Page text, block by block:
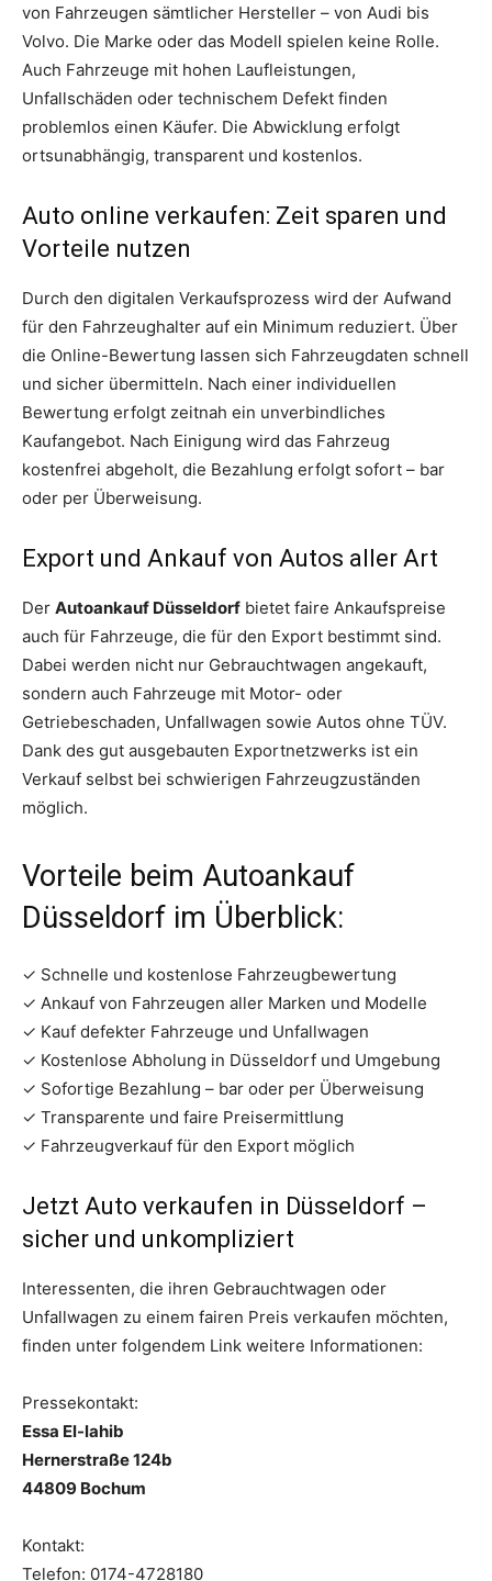
von Fahrzeugen sämtlicher Hersteller – von Audi bis
Volvo. Die Marke oder das Modell spielen keine Rolle.
Auch Fahrzeuge mit hohen Laufleistungen,
Unfallschäden oder technischem Defekt finden
problemlos einen Käufer. Die Abwicklung erfolgt
ortsunabhängig, transparent und kostenlos.
Auto online verkaufen: Zeit sparen und
Vorteile nutzen
Durch den digitalen Verkaufsprozess wird der Aufwand
für den Fahrzeughalter auf ein Minimum reduziert. Über
die Online-Bewertung lassen sich Fahrzeugdaten schnell
und sicher übermitteln. Nach einer individuellen
Bewertung erfolgt zeitnah ein unverbindliches
Kaufangebot. Nach Einigung wird das Fahrzeug
kostenfrei abgeholt, die Bezahlung erfolgt sofort – bar
oder per Überweisung.
Export und Ankauf von Autos aller Art
Der Autoankauf Düsseldorf bietet faire Ankaufspreise
auch für Fahrzeuge, die für den Export bestimmt sind.
Dabei werden nicht nur Gebrauchtwagen angekauft,
sondern auch Fahrzeuge mit Motor- oder
Getriebeschaden, Unfallwagen sowie Autos ohne TÜV.
Dank des gut ausgebauten Exportnetzwerks ist ein
Verkauf selbst bei schwierigen Fahrzeugzuständen
möglich.
Vorteile beim Autoankauf
Düsseldorf im Überblick:
✓ Schnelle und kostenlose Fahrzeugbewertung
✓ Ankauf von Fahrzeugen aller Marken und Modelle
✓ Kauf defekter Fahrzeuge und Unfallwagen
✓ Kostenlose Abholung in Düsseldorf und Umgebung
✓ Sofortige Bezahlung – bar oder per Überweisung
✓ Transparente und faire Preisermittlung
✓ Fahrzeugverkauf für den Export möglich
Jetzt Auto verkaufen in Düsseldorf –
sicher und unkompliziert
Interessenten, die ihren Gebrauchtwagen oder
Unfallwagen zu einem fairen Preis verkaufen möchten,
finden unter folgendem Link weitere Informationen:
Pressekontakt:
Essa El-lahib
Hernerstraße 124b
44809 Bochum
Kontakt:
Telefon: 0174-4728180